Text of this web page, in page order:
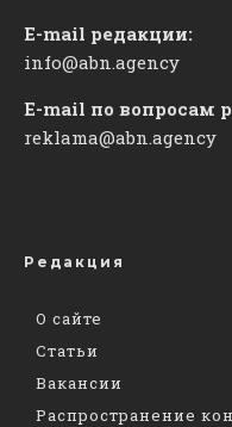
E-mail редакции:
info@abn.agency
E-mail по вопросам
reklama@abn.agency
Редакция
О сайте
Статьи
Вакансии
Распространение